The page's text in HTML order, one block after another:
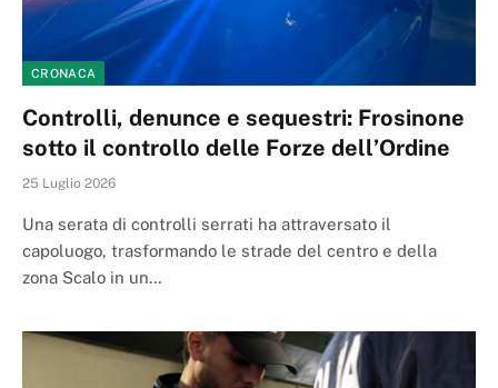
CRONACA
Controlli, denunce e sequestri: Frosinone
sotto il controllo delle Forze dell’Ordine
25 Luglio 2026
Una serata di controlli serrati ha attraversato il
capoluogo, trasformando le strade del centro e della
zona Scalo in un…